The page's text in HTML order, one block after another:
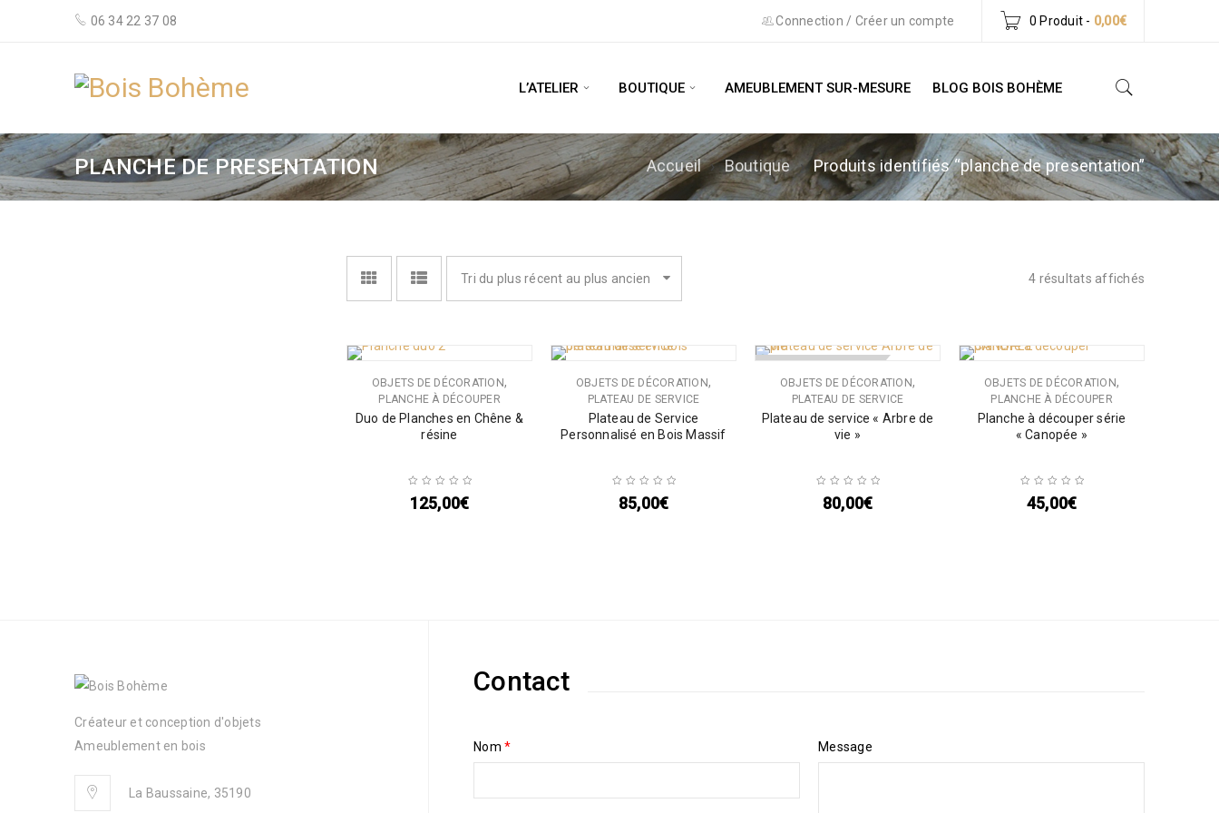
06 34 22 37 08 0 Produit - 0,00€
Connection / Créer un compte
L’ATELIER BOUTIQUE AMEUBLEMENT SUR-MESURE BLOG BOIS BOHÈME
PLANCHE DE PRESENTATION Accueil › Boutique › Produits identifiés “planche de presentation”
4 résultats affichés
Tri du plus récent au plus ancien
OBJETS DE DÉCORATION,
PLANCHE À DÉCOUPER
Duo de Planches en Chêne &
résine
125,00€
OBJETS DE DÉCORATION,
PLATEAU DE SERVICE
Plateau de Service
Personnalisé en Bois Massif
85,00€
OBJETS DE DÉCORATION,
PLATEAU DE SERVICE
Plateau de service « Arbre de
vie »
80,00€
OBJETS DE DÉCORATION,
PLANCHE À DÉCOUPER
Planche à découper série
« Canopée »
45,00€
Créateur et conception d'objets
Ameublement en bois
La Baussaine, 35190
Contact
Nom * Message